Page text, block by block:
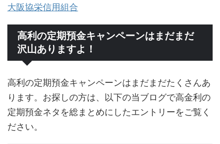
大阪協栄信用組合
高利の定期預金キャンペーンはまだまだ
沢山ありますよ！
高利の定期預金キャンペーンはまだまだたくさんあ
ります。お探しの方は、以下の当ブログで高金利の
定期預金ネタを総まとめにしたエントリーをご覧く
ださい。